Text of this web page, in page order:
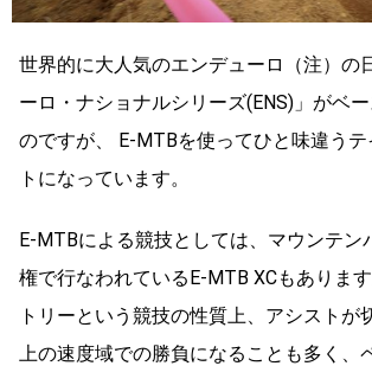
世界的に大人気のエンデューロ（注）の
ーロ・ナショナルシリーズ(ENS)」がベ
のですが、 E-MTBを使ってひと味違う
トになっています。
E-MTBによる競技としては、マウンテン
権で行なわれているE-MTB XCもありま
トリーという競技の性質上、アシストが
上の速度域での勝負になることも多く、